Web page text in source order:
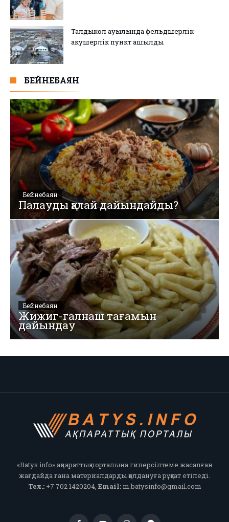
Талдыкөл ауылында фельдшерлік-
акушерлік пункт ашылды
БЕЙНЕБАЯН
Бейнебаян
Палауды қалай дайындайды?
Бейнебаян
Жижиг-галнаш тағамын
дайындау
«Batys.info» ақпараттық порталына гиперсілтеме жасалған
жағдайда ғана материалдарды қолдануға рұқсат етіледі.
Тел.:+7 702 1420204, Email:m.batysinfo@gmail.com